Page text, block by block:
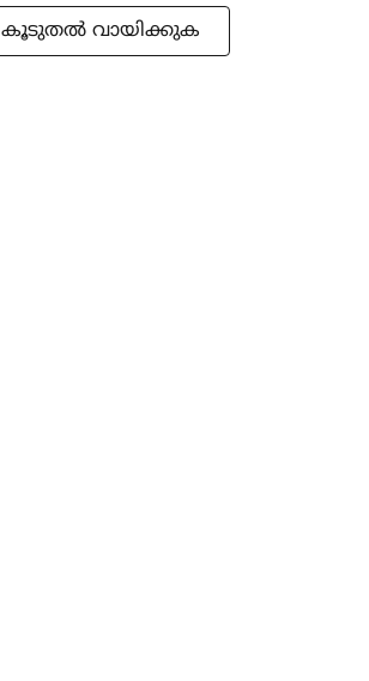
കൂടുതൽ വായിക്കുക